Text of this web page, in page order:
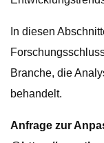
In diesen
Branche, die
behandelt.
Anfrage zur